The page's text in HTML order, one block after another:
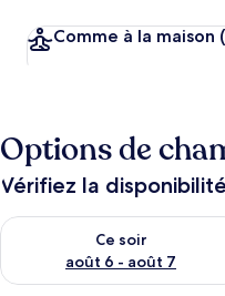
Comme à la maison
Options de
Vérifiez la
Ce soir
août 6 - août 7
Vérifier la disponibilité pour